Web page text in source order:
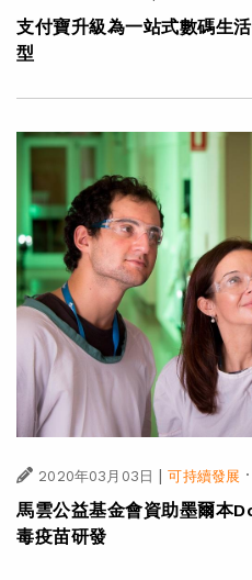
支付寶升級為一站式數碼
型
2020年03月03日 | 可持續發展 ·
馬雲公益基金會資助墨爾
毒疫苗研發